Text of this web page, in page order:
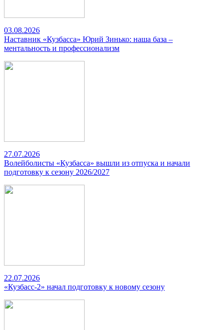
03.08.2026
Наставник «Кузбасса» Юрий Зинько: наша база –
ментальность и профессионализм
27.07.2026
Волейболисты «Кузбасса» вышли из отпуска и начали
подготовку к сезону 2026/2027
22.07.2026
«Кузбасс-2» начал подготовку к новому сезону